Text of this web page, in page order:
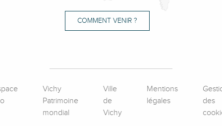
COMMENT VENIR ?
Vichy
Patrimoine
mondial
Ville
de
Vichy
Mentions
légales
des